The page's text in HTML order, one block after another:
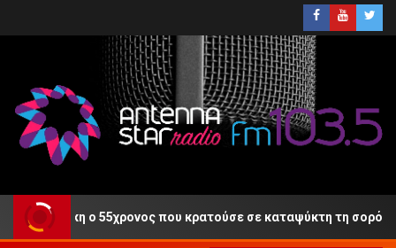
Δίκη ο 55χρονος που κρατούσε σε καταψύκτη τη σορό του